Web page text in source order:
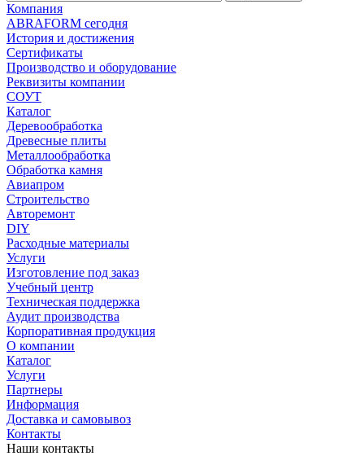
Компания
ABRAFORM сегодня
История и достижения
Сертификаты
Производство и оборудование
Реквизиты компании
СОУТ
Каталог
Деревообработка
Древесные плиты
Металлообработка
Обработка камня
Авиапром
Строительство
Авторемонт
DIY
Расходные материалы
Услуги
Изготовление под заказ
Учебный центр
Техническая поддержка
Аудит производства
Корпоративная продукция
О компании
Каталог
Услуги
Партнеры
Информация
Доставка и самовывоз
Контакты
Наши контакты